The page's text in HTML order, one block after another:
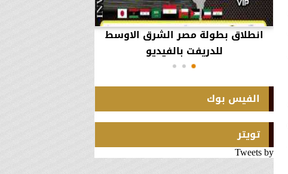
انطلاق بطولة مصر الشرق الاوسط
للدريفت بالفيديو
الفيس بوك
تويتر
Tweets by